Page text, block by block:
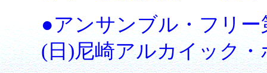
●アンサンブル・フリー
(日)尼崎アルカイック・